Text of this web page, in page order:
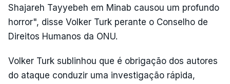
Shajareh Tayyebeh em Minab causou um profundo
horror", disse Volker Turk perante o Conselho de
Direitos Humanos da ONU.
Volker Turk sublinhou que é obrigação dos autores
do ataque conduzir uma investigação rápida,